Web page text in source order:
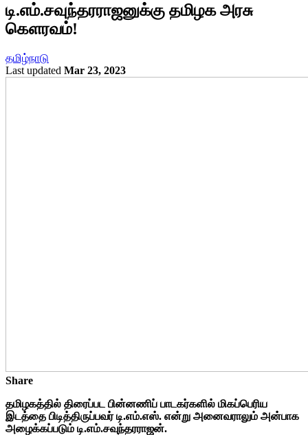
டி.எம்.சவுந்தரராஜனுக்கு தமிழக அரசு
கௌரவம்!
தமிழ்நாடு
Last updated Mar 23, 2023
Share
தமிழகத்தில் திரைப்பட பின்னணிப் பாடகர்களில் மிகப்பெரிய
இடத்தை பிடித்திருப்பவர் டி.எம்.எஸ். என்று அனைவராலும் அன்பாக
அழைக்கப்படும் டி.எம்.சவுந்தரராஜன்.